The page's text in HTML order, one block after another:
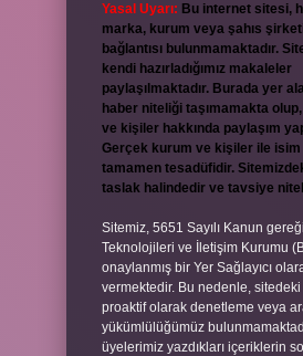
Yasal Uyarı: Bu internet sitesi,
marka, kurum veya şahıs
bağlantısı bulunmamaktadır.
kendi hazırladığımız makaleler
paylaşılmaktadır. Burada yer
haber niteliği taşımamakta
ve kişiler hakkında paylaşım
Gerçek kurum ve kişiler ile
tamamen tesadüfidir.
taslak halindedir ve tavsiye
Sitemiz, 5651 Sayılı Kanun
Teknolojileri ve İletişim Kurumu
onaylanmış bir Yer Sağlayıcı
vermektedir. Bu nedenle,
proaktif olarak denetleme veya
yükümlülüğümüz
üyelerimiz yazdıkları içeriklerin